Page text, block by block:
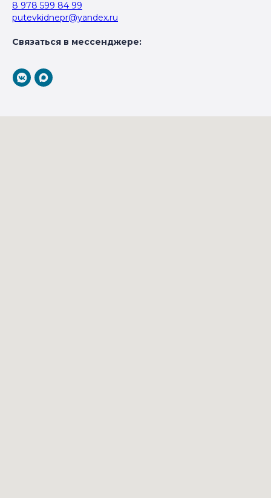
8 978 599 84 99
putevkidnepr@yandex.ru
Связаться в мессенджере: